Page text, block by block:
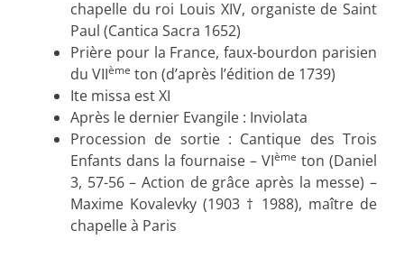
chapelle du roi Louis XIV, organiste de Saint
Paul (Cantica Sacra 1652)
Prière pour la France, faux-bourdon parisien
du VIIème ton (d’après l’édition de 1739)
Ite missa est XI
Après le dernier Evangile : Inviolata
Procession de sortie : Cantique des Trois
Enfants dans la fournaise – VIème ton (Daniel
3, 57-56 – Action de grâce après la messe) –
Maxime Kovalevky (1903 † 1988), maître de
chapelle à Paris